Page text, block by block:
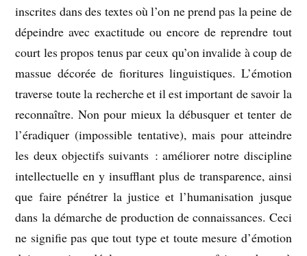
inscrites dans des textes où l’on ne prend pas la peine de
dépeindre avec exactitude ou encore de reprendre tout
court les propos tenus par ceux qu’on invalide à coup de
massue décorée de fioritures linguistiques. L’émotion
traverse toute la recherche et il est important de savoir la
reconnaître. Non pour mieux la débusquer et tenter de
l’éradiquer (impossible tentative), mais pour atteindre
les deux objectifs suivants : améliorer notre discipline
intellectuelle en y insufflant plus de transparence, ainsi
que faire pénétrer la justice et l’humanisation jusque
dans la démarche de production de connaissances. Ceci
ne signifie pas que tout type et toute mesure d’émotion